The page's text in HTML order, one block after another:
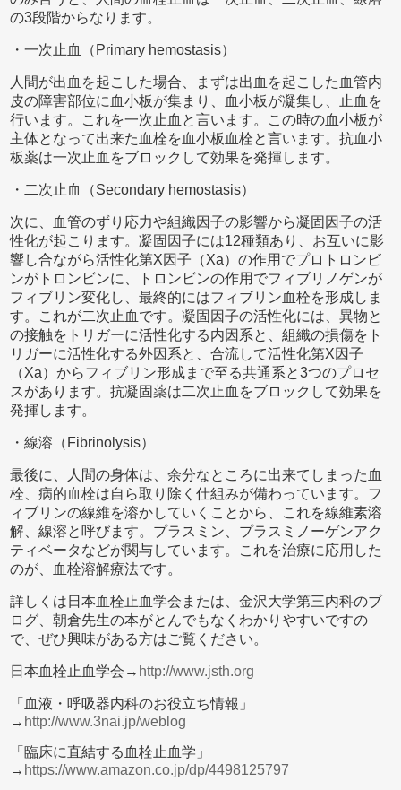
の3段階からなります。
・一次止血（Primary hemostasis）
人間が出血を起こした場合、まずは出血を起こした血管内
皮の障害部位に血小板が集まり、血小板が凝集し、止血を
行います。これを一次止血と言います。この時の血小板が
主体となって出来た血栓を血小板血栓と言います。抗血小
板薬は一次止血をブロックして効果を発揮します。
・二次止血（Secondary hemostasis）
次に、血管のずり応力や組織因子の影響から凝固因子の活
性化が起こります。凝固因子には12種類あり、お互いに影
響し合ながら活性化第X因子（Xa）の作用でプロトロンビ
ンがトロンビンに、トロンビンの作用でフィブリノゲンが
フィブリン変化し、最終的にはフィブリン血栓を形成しま
す。これが二次止血です。凝固因子の活性化には、異物と
の接触をトリガーに活性化する内因系と、組織の損傷をト
リガーに活性化する外因系と、合流して活性化第X因子
（Xa）からフィブリン形成まで至る共通系と3つのプロセ
スがあります。抗凝固薬は二次止血をブロックして効果を
発揮します。
・線溶（Fibrinolysis）
最後に、人間の身体は、余分なところに出来てしまった血
栓、病的血栓は自ら取り除く仕組みが備わっています。フ
ィブリンの線維を溶かしていくことから、これを線維素溶
解、線溶と呼びます。プラスミン、プラスミノーゲンアク
ティベータなどが関与しています。これを治療に応用した
のが、血栓溶解療法です。
詳しくは日本血栓止血学会または、金沢大学第三内科のブ
ログ、朝倉先生の本がとんでもなくわかりやすいですの
で、ぜひ興味がある方はご覧ください。
日本血栓止血学会→ http://www.jsth.org
「血液・呼吸器内科のお役立ち情報」
→ http://www.3nai.jp/weblog
「臨床に直結する血栓止血学」
→ https://www.amazon.co.jp/dp/4498125797